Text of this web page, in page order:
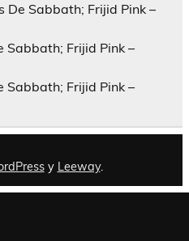
De Sabbath; Frijid Pink –
Sabbath; Frijid Pink –
Sabbath; Frijid Pink –
y Leeway.